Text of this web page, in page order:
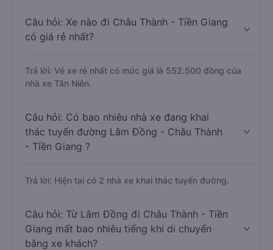
Câu hỏi: Xe nào đi Châu Thành - Tiền Giang
có giá rẻ nhất?
Trả lời: Vé xe rẻ nhất có mức giá là 552.500 đồng của
nhà xe Tân Niên.
Câu hỏi: Có bao nhiêu nhà xe đang khai
thác tuyến đường Lâm Đồng - Châu Thành
- Tiền Giang ?
Trả lời: Hiện tại có 2 nhà xe khai thác tuyến đường.
Câu hỏi: Từ Lâm Đồng đi Châu Thành - Tiền
Giang mất bao nhiêu tiếng khi di chuyển
bằng xe khách?